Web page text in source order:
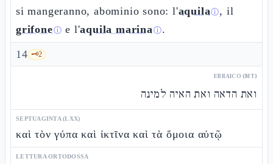
si mangeranno, abominio sono: l'aquilaⓘ, il
grifoneⓘ e l'aquila marinaⓘ.
14 🗝️2
EBRAICO (MT)
ואת הדאה ואת האיה למינה
SEPTUAGINTA (LXX)
καὶ τὸν γύπα καὶ ἰκτῖνα καὶ τὰ ὅμοια αὐτῷ
LETTURA ORTODOSSA